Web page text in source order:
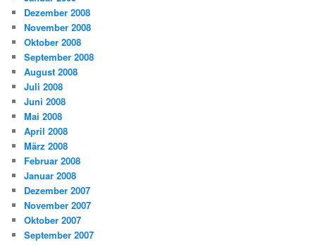
Dezember 2008
November 2008
Oktober 2008
September 2008
August 2008
Juli 2008
Juni 2008
Mai 2008
April 2008
März 2008
Februar 2008
Januar 2008
Dezember 2007
November 2007
Oktober 2007
September 2007